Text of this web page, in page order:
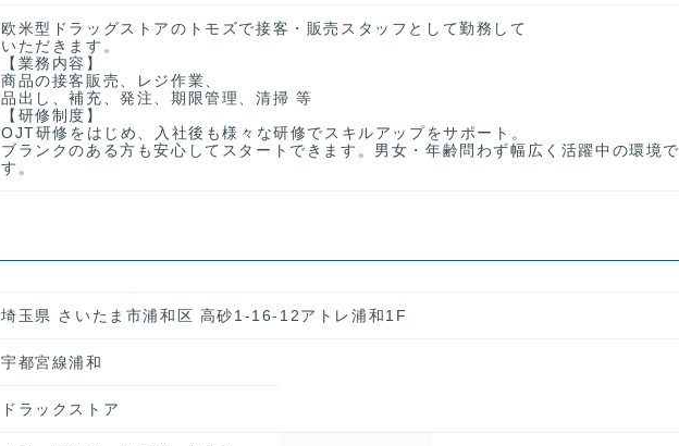
欧米型ドラッグストアのトモズで接客・販売スタッフとして勤務して
いただきます。
【業務内容】
商品の接客販売、レジ作業、
品出し、補充、発注、期限管理、清掃 等
【研修制度】
OJT研修をはじめ、入社後も様々な研修でスキルアップをサポート。
ブランクのある方も安心してスタートできます。男女・年齢問わず幅広く活躍中の環境で
す。
埼玉県 さいたま市浦和区 高砂1-16-12アトレ浦和1F
宇都宮線浦和
ドラックストア